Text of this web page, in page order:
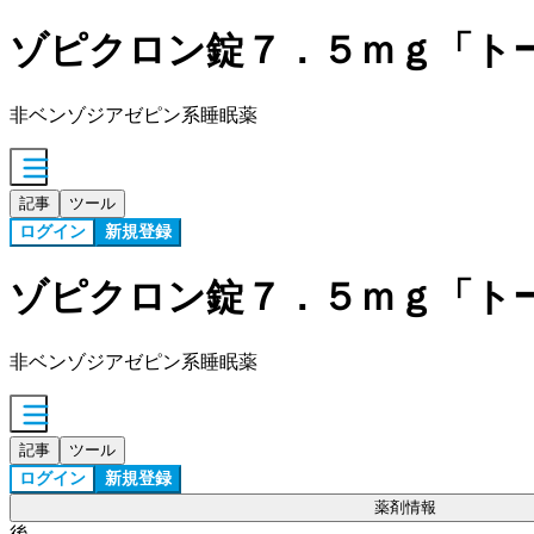
ゾピクロン錠７．５ｍｇ「ト
非ベンゾジアゼピン系睡眠薬
記事 ツール
ログイン 新規登録
ゾピクロン錠７．５ｍｇ「ト
非ベンゾジアゼピン系睡眠薬
記事 ツール
ログイン 新規登録
薬剤情報